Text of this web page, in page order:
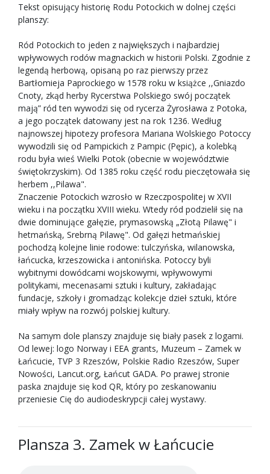
Tekst opisujący historię Rodu Potockich w dolnej części
planszy:
Ród Potockich to jeden z największych i najbardziej
wpływowych rodów magnackich w historii Polski. Zgodnie z
legendą herbową, opisaną po raz pierwszy przez
Bartłomieja Paprockiego w 1578 roku w książce ,,Gniazdo
Cnoty, zkąd herby Rycerstwa Polskiego swój początek
mają” ród ten wywodzi się od rycerza Żyrosława z Potoka,
a jego początek datowany jest na rok 1236. Według
najnowszej hipotezy profesora Mariana Wolskiego Potoccy
wywodzili się od Pampickich z Pampic (Pępic), a kolebką
rodu była wieś Wielki Potok (obecnie w województwie
świętokrzyskim). Od 1385 roku część rodu pieczętowała się
herbem ,,Pilawa".
Znaczenie Potockich wzrosło w Rzeczpospolitej w XVII
wieku i na początku XVIII wieku. Wtedy ród podzielił się na
dwie dominujące gałęzie, prymasowską „Złotą Pilawę" i
hetmańską, Srebrną Pilawę". Od gałęzi hetmańskiej
pochodzą kolejne linie rodowe: tulczyńska, wilanowska,
łańcucka, krzeszowicka i antonińska. Potoccy byli
wybitnymi dowódcami wojskowymi, wpływowymi
politykami, mecenasami sztuki i kultury, zakładając
fundacje, szkoły i gromadząc kolekcje dzieł sztuki, które
miały wpływ na rozwój polskiej kultury.
Na samym dole planszy znajduje się biały pasek z logami.
Od lewej: logo Norway i EEA grants, Muzeum – Zamek w
Łańcucie, TVP 3 Rzeszów, Polskie Radio Rzeszów, Super
Nowości, Lancut.org, Łańcut GADA. Po prawej stronie
paska znajduje się kod QR, który po zeskanowaniu
przeniesie Cię do audiodeskrypcji całej wystawy.
Plansza 3. Zamek w Łańcucie